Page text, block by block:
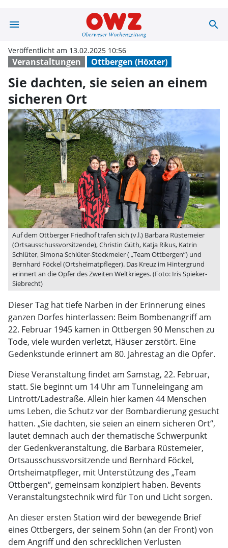
menu Sie dachten, search
Veranstaltungen Ottbergen (Höxter)
Veröffentlicht am 13.02.2025 10:56
Sie dachten, sie seien an einem
sicheren Ort
Auf dem Ottberger Friedhof trafen sich (v.l.) Barbara Rüstemeier
(Ortsausschussvorsitzende), Christin Güth, Katja Rikus, Katrin
Schlüter, Simona Schlüter-Stockmeier ( „Team Ottbergen”) und
Bernhard Föckel (Ortsheimatpfleger). Das Kreuz im Hintergrund
erinnert an die Opfer des Zweiten Weltkrieges. (Foto: Iris Spieker-
Siebrecht)
Dieser Tag hat tiefe Narben in der Erinnerung eines
ganzen Dorfes hinterlassen: Beim Bombenangriff am
22. Februar 1945 kamen in Ottbergen 90 Menschen zu
Tode, viele wurden verletzt, Häuser zerstört. Eine
Gedenkstunde erinnert am 80. Jahrestag an die Opfer.
Diese Veranstaltung findet am Samstag, 22. Februar,
statt. Sie beginnt um 14 Uhr am Tunneleingang am
Lintrott/Ladestraße. Allein hier kamen 44 Menschen
ums Leben, die Schutz vor der Bombardierung gesucht
hatten. „Sie dachten, sie seien an einem sicheren Ort“,
lautet demnach auch der thematische Schwerpunkt
der Gedenkveranstaltung, die Barbara Rüstemeier,
Ortsausschussvorsitzende und Bernhard Föckel,
Ortsheimatpfleger, mit Unterstützung des „Team
Ottbergen“, gemeinsam konzipiert haben. Bevents
Veranstaltungstechnik wird für Ton und Licht sorgen.
An dieser ersten Station wird der bewegende Brief
eines Ottbergers, der seinem Sohn (an der Front) von
dem Angriff und den schrecklichen Verlusten